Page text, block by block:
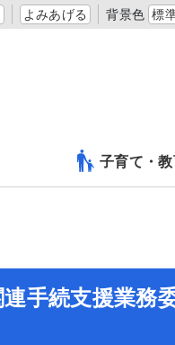
よみあげる 背景色 標
子育て・
手続支援業務